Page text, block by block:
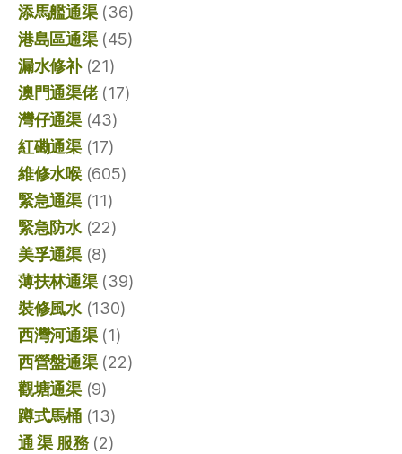
添馬艦通渠(36)
港島區通渠(45)
漏水修补(21)
澳門通渠佬(17)
灣仔通渠(43)
紅磡通渠(17)
維修水喉(605)
緊急通渠(11)
緊急防水(22)
美孚通渠(8)
薄扶林通渠(39)
裝修風水(130)
西灣河通渠(1)
西營盤通渠(22)
觀塘通渠(9)
蹲式馬桶(13)
通 渠 服務(2)